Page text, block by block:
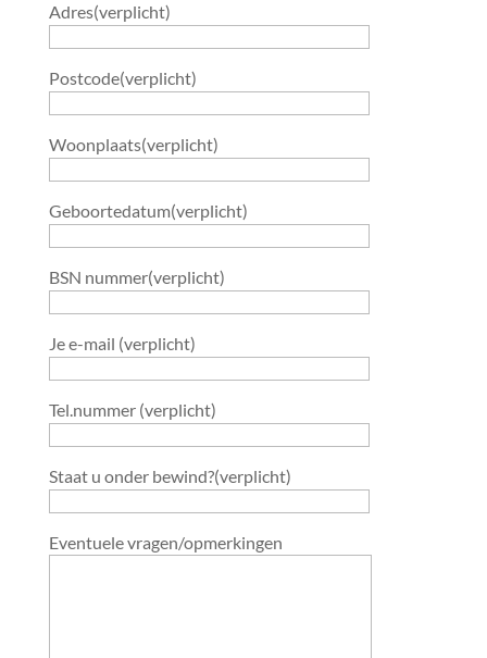
Adres(verplicht)
Postcode(verplicht)
Woonplaats(verplicht)
Geboortedatum(verplicht)
BSN nummer(verplicht)
Je e-mail (verplicht)
Tel.nummer (verplicht)
Staat u onder bewind?(verplicht)
Eventuele vragen/opmerkingen